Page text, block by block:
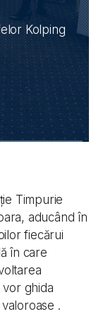
Kolping
Timpurie
aducând în
fiecărui
în care
ghida
.